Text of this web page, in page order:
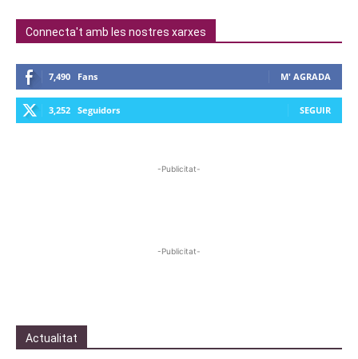
Connecta't amb les nostres xarxes
7,490 Fans M' AGRADA
3,252 Seguidors SEGUIR
-Publicitat-
-Publicitat-
Actualitat